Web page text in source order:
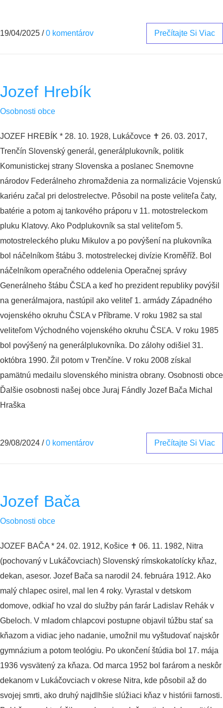
19/04/2025 / 0 komentárov Prečítajte Si Viac
Jozef Hrebík
Osobnosti obce
JOZEF HREBÍK * 28. 10. 1928, Lukáčovce ✝︎ 26. 03. 2017,
Trenčín Slovenský generál, generálplukovník, politik
Komunistickej strany Slovenska a poslanec Snemovne
národov Federálneho zhromaždenia za normalizácie Vojenskú
kariéru začal pri delostrelectve. Pôsobil na poste veliteľa čaty,
batérie a potom aj tankového práporu v 11. motostreleckom
pluku Klatovy. Ako Podplukovník sa stal veliteľom 5.
motostreleckého pluku Mikulov a po povýšení na plukovníka
bol náčelníkom štábu 3. motostreleckej divízie Kroměříž. Bol
náčelníkom operačného oddelenia Operačnej správy
Generálneho štábu ČSĽA a keď ho prezident republiky povýšil
na generálmajora, nastúpil ako veliteľ 1. armády Západného
vojenského okruhu ČSĽA v Příbrame. V roku 1982 sa stal
veliteľom Východného vojenského okruhu ČSĽA. V roku 1985
bol povýšený na generálplukovníka. Do zálohy odišiel 31.
októbra 1990. Žil potom v Trenčíne. V roku 2008 získal
pamätnú medailu slovenského ministra obrany. Osobnosti obce
Ďalšie osobnosti našej obce Juraj Fándly Jozef Bača Michal
Hraška
29/08/2024 / 0 komentárov Prečítajte Si Viac
Jozef Bača
Osobnosti obce
JOZEF BAČA * 24. 02. 1912, Košice ✝︎ 06. 11. 1982, Nitra
(pochovaný v Lukáčovciach) Slovenský rímskokatolícky kňaz,
dekan, asesor. Jozef Bača sa narodil 24. februára 1912. Ako
malý chlapec osirel, mal len 4 roky. Vyrastal v detskom
domove, odkiaľ ho vzal do služby pán farár Ladislav Rehák v
Gbeloch. V mladom chlapcovi postupne objavil túžbu stať sa
kňazom a vidiac jeho nadanie, umožnil mu vyštudovať najskôr
gymnázium a potom teológiu. Po ukončení štúdia bol 17. mája
1936 vysvätený za kňaza. Od marca 1952 bol farárom a neskôr
dekanom v Lukáčovciach v okrese Nitra, kde pôsobil až do
svojej smrti, ako druhý najdlhšie slúžiaci kňaz v histórii farnosti.